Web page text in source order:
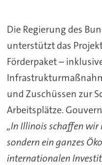
Die Regierung des
unterstützt das
Förderpaket –
und Zuschüssen zur
Arbeitsplätze.
„In Illinois schaffen
sondern ein ganzes
internationalen